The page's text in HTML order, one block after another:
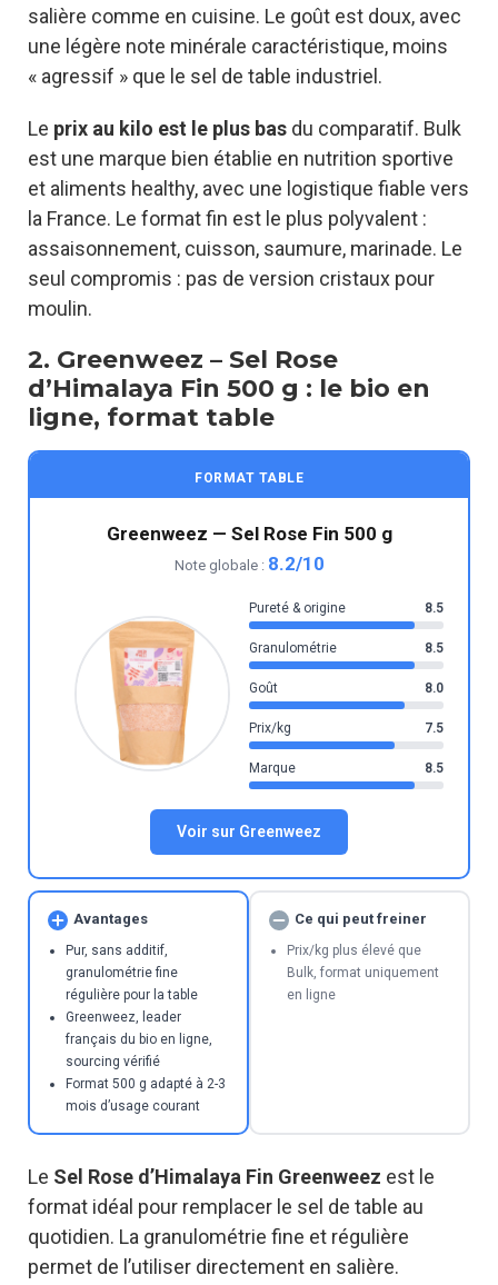
salière comme en cuisine. Le goût est doux, avec
une légère note minérale caractéristique, moins
« agressif » que le sel de table industriel.
Le prix au kilo est le plus bas du comparatif. Bulk
est une marque bien établie en nutrition sportive
et aliments healthy, avec une logistique fiable vers
la France. Le format fin est le plus polyvalent :
assaisonnement, cuisson, saumure, marinade. Le
seul compromis : pas de version cristaux pour
moulin.
2. Greenweez – Sel Rose
d’Himalaya Fin 500 g : le bio en
ligne, format table
FORMAT TABLE
Greenweez — Sel Rose Fin 500 g
Note globale : 8.2/10
Pureté & origine 8.5
Granulométrie 8.5
Goût 8.0
Prix/kg 7.5
Marque 8.5
Voir sur Greenweez
Avantages
Pur, sans additif,
granulométrie fine
régulière pour la table
Greenweez, leader
français du bio en ligne,
sourcing vérifié
Format 500 g adapté à 2-3
mois d’usage courant
Ce qui peut freiner
Prix/kg plus élevé que
Bulk, format uniquement
en ligne
Le Sel Rose d’Himalaya Fin Greenweez est le
format idéal pour remplacer le sel de table au
quotidien. La granulométrie fine et régulière
permet de l’utiliser directement en salière.